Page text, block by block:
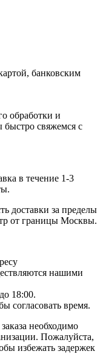
банковским
обработки и
свяжемся с
в течение 1-3
доставки за пределы
от границы Москвы.
нашими
18:00.
согласовать время.
необходимо
Пожалуйста,
избежать задержек